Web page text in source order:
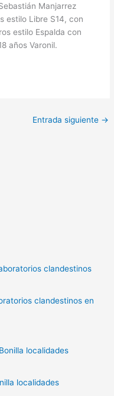
Manjarrez
estilo Libre S14, con
estilo Espalda con
años Varonil.
Entrada siguiente →
clandestinos en
localidades